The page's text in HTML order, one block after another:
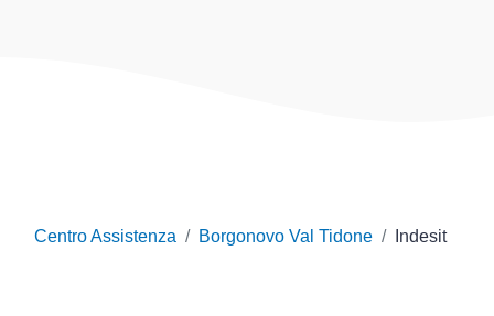
Centro Assistenza Borgonovo Val Tidone Indesit